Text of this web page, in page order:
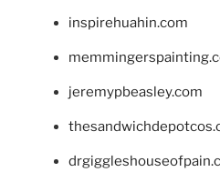
inspirehuahin.com
jeremypbeasley.com